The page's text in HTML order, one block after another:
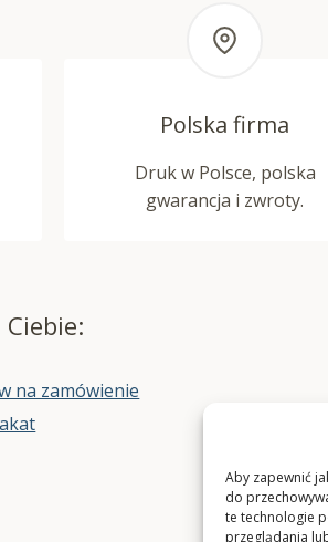
Aby zapewnić
do
te technologie
przeglądania
Polska firma
Druk w Polsce, polska
gwarancja i zwroty.
na zamówienie